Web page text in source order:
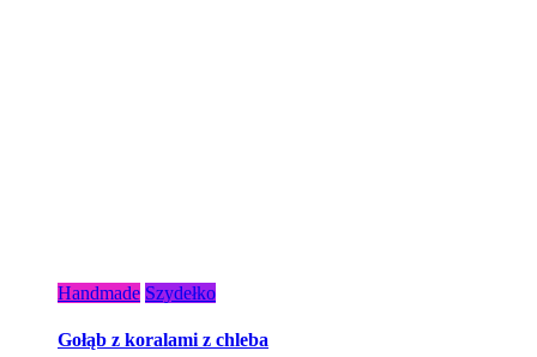
Handmade Szydełko
Gołąb z koralami z chleba